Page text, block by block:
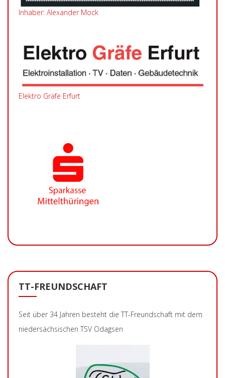
Inhaber: Alexander Mock
Elektro Gräfe Erfurt
TT-FREUNDSCHAFT
Seit über 34 Jahren besteht die TT-Freundschaft mit dem
niedersächsischen TSV Odagsen